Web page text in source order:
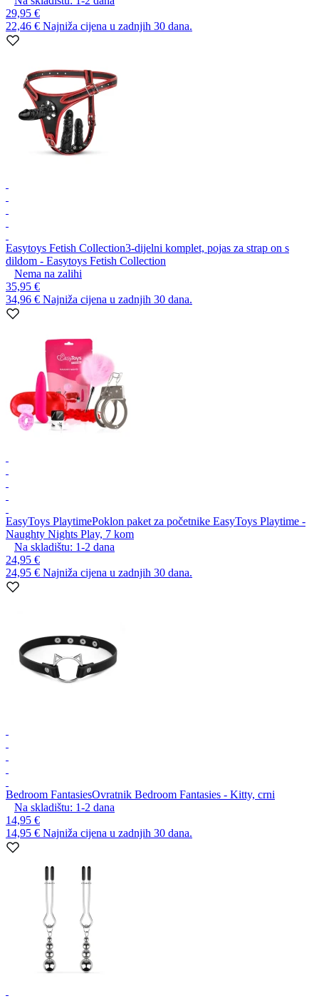
29,95 €
22,46 € Najniža cijena u zadnjih 30 dana.
Easytoys Fetish Collection3-dijelni komplet, pojas za strap on s
dildom - Easytoys Fetish Collection
Nema na zalihi
35,95 €
34,96 € Najniža cijena u zadnjih 30 dana.
EasyToys PlaytimePoklon paket za početnike EasyToys Playtime -
Naughty Nights Play, 7 kom
Na skladištu: 1-2 dana
24,95 €
24,95 € Najniža cijena u zadnjih 30 dana.
Bedroom FantasiesOvratnik Bedroom Fantasies - Kitty, crni
Na skladištu: 1-2 dana
14,95 €
14,95 € Najniža cijena u zadnjih 30 dana.